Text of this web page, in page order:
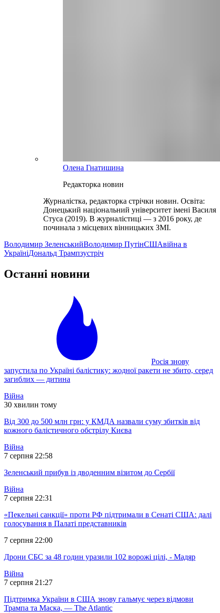
Олена Гнатишина
Редакторка новин
Журналістка, редакторка стрічки новин. Освіта:
Донецький національний університет імені Василя
Стуса (2019). В журналістиці — з 2016 року, де
починала з місцевих вінницьких ЗМІ.
Володимир ЗеленськийВолодимир ПутінСШАвійна в
УкраїніДональд Трампзустріч
Останні новини
Росія знову
запустила по Україні балістику: жодної ракети не збито, серед
загиблих — дитина
Війна
30 хвилин тому
Від 300 до 500 млн грн: у КМДА назвали суму збитків від
кожного балістичного обстрілу Києва
Війна
7 серпня 22:58
Зеленський прибув із дводенним візитом до Сербії
Війна
7 серпня 22:31
«Пекельні санкції» проти РФ підтримали в Сенаті США: далі
голосування в Палаті представників
7 серпня 22:00
Дрони СБС за 48 годин уразили 102 ворожі цілі, - Мадяр
Війна
7 серпня 21:27
Підтримка України в США знову гальмує через відмови
Трампа та Маска, — The Atlantic